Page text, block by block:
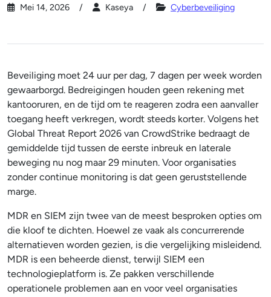
Mei 14, 2026 Kaseya Cyberbeveiliging
Beveiliging moet 24 uur per dag, 7 dagen per week worden
gewaarborgd. Bedreigingen houden geen rekening met
kantooruren, en de tijd om te reageren zodra een aanvaller
toegang heeft verkregen, wordt steeds korter. Volgens het
Global Threat Report 2026 van CrowdStrike bedraagt de
gemiddelde tijd tussen de eerste inbreuk en laterale
beweging nu nog maar 29 minuten. Voor organisaties
zonder continue monitoring is dat geen geruststellende
marge.
MDR en SIEM zijn twee van de meest besproken opties om
die kloof te dichten. Hoewel ze vaak als concurrerende
alternatieven worden gezien, is die vergelijking misleidend.
MDR is een beheerde dienst, terwijl SIEM een
technologieplatform is. Ze pakken verschillende
operationele problemen aan en voor veel organisaties